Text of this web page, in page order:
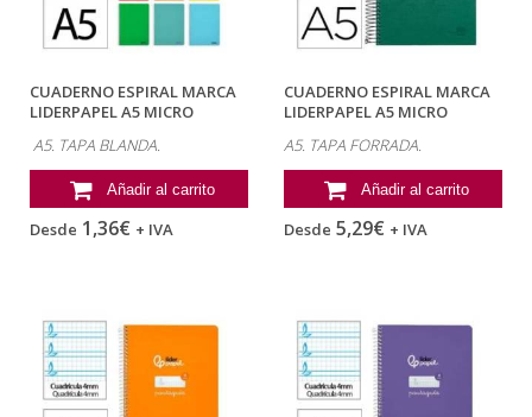
CUADERNO ESPIRAL MARCA
LIDERPAPEL A5 MICRO
A5. TAPA BLANDA.
Añadir al carrito
Desde 1,36€ + IVA
CUADERNO ESPIRAL MARCA
LIDERPAPEL A5 MICRO
A5. TAPA FORRADA.
Añadir al carrito
Desde 5,29€ + IVA